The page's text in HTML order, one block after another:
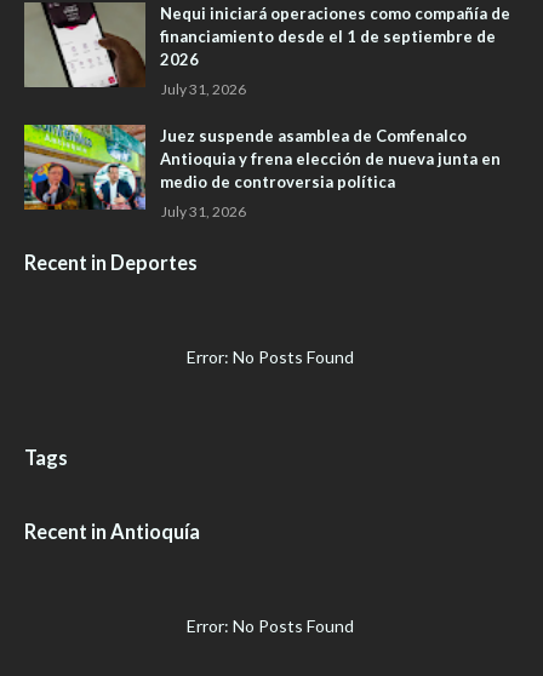
Nequi iniciará operaciones como compañía de
financiamiento desde el 1 de septiembre de
2026
July 31, 2026
Juez suspende asamblea de Comfenalco
Antioquia y frena elección de nueva junta en
medio de controversia política
July 31, 2026
Recent in Deportes
Error: No Posts Found
Tags
Recent in Antioquía
Error: No Posts Found